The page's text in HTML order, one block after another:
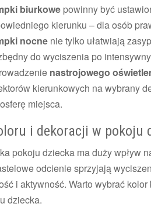
biurkowe powinny być
kierunku – dla osób
nocne nie tylko ułatwiają
do wyciszenia po
nastrojowego
kierunkowych na wybrany
miejsca.
i dekoracji w pokoju
pokoju dziecka ma duży wpływ
odcienie sprzyjają
i aktywność. Warto wybrać
dziecka.